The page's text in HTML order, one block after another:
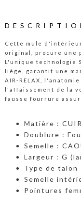
Cette mule
original, procure une
L'unique technologie
liège, garantit une
AIR-RELAX,
l'affaissement de la
fausse fourrure
Matière : CUIR
Doublure :
Semelle :
Largeur : G
Type de talon
Semelle
Pointures